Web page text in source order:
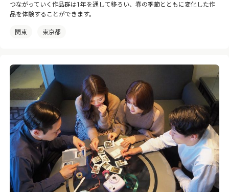
つながっていく作品群は1年を通して移ろい、春の季節とともに変化した作
品を体験することができます。
関東 東京都